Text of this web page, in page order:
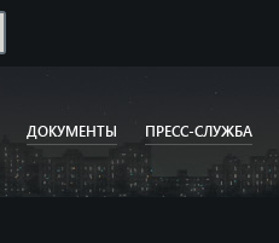
ДОКУМЕНТЫ ПРЕСС-СЛУЖБА